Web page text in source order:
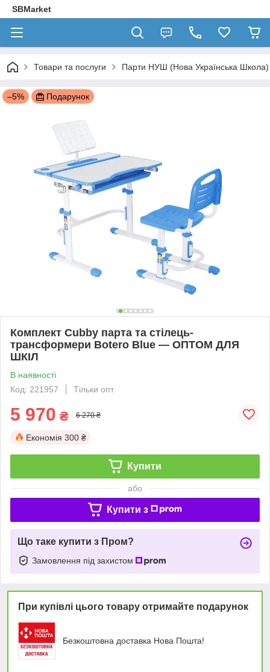
SBMarket
Товари та послуги Парти НУШ (Нова Українська Школа)
–5% Подарунок
Комплект Cubby парта та стілець-
трансформери Botero Blue — ОПТОМ ДЛЯ
ШКІЛ
В наявності
Код: 221957
Тільки опт
5 970 ₴ 6 270 ₴
Економія 300 ₴
Купити
або
Купити з
Що таке купити з Пром?
Замовлення під захистом
При купівлі цього товару отримайте подарунок
Безкоштовна доставка Нова Пошта!